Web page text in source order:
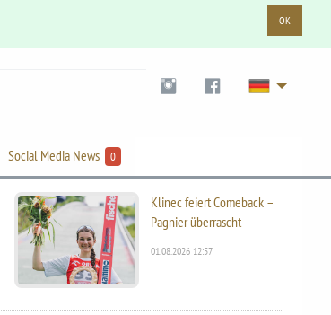
OK
Social Media News 0
Klinec feiert Comeback –
Pagnier überrascht
01.08.2026 12:57